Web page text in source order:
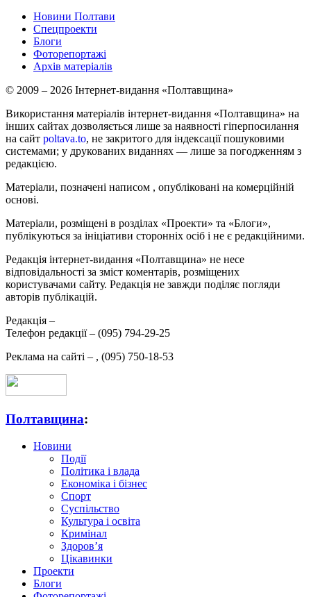
Новини Полтави
Спецпроекти
Блоги
Фоторепортажі
Архів матеріалів
© 2009 – 2026 Інтернет-видання «Полтавщина»
Використання матеріалів інтернет-видання «Полтавщина» на
інших сайтах дозволяється лише за наявності гіперпосилання
на сайт poltava.to, не закритого для індексації пошуковими
системами; у друкованих виданнях — лише за погодженням з
редакцією.
Матеріали, позначені написом , опубліковані на комерційній
основі.
Матеріали, розміщені в розділах «Проекти» та «Блоги»,
публікуються за ініціативи сторонніх осіб і не є редакційними.
Редакція інтернет-видання «Полтавщина» не несе
відповідальності за зміст коментарів, розміщених
користувачами сайту. Редакція не завжди поділяє погляди
авторів публікацій.
Редакція –
Телефон редакції – (095) 794-29-25
Реклама на сайті – , (095) 750-18-53
Полтавщина:
Новини
Події
Політика і влада
Економіка і бізнес
Спорт
Суспільство
Культура і освіта
Кримінал
Здоров’я
Цікавинки
Проекти
Блоги